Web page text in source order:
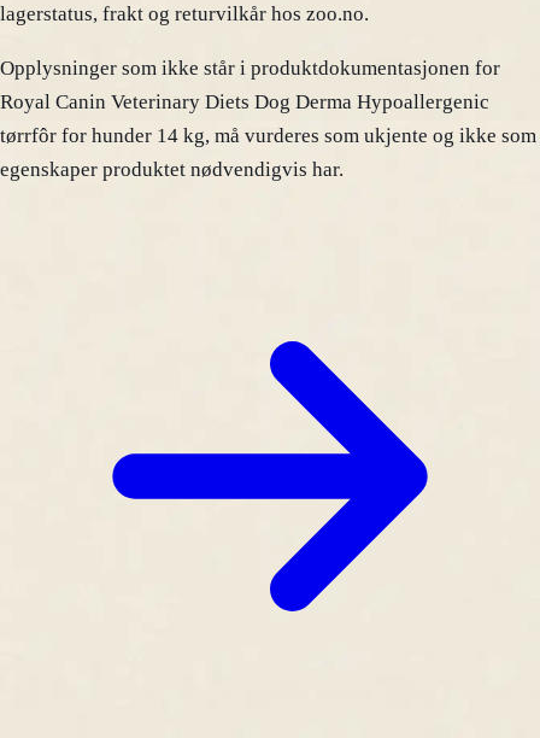
lagerstatus, frakt og returvilkår hos zoo.no.
Opplysninger som ikke står i produktdokumentasjonen for
Royal Canin Veterinary Diets Dog Derma Hypoallergenic
tørrfôr for hunder 14 kg, må vurderes som ukjente og ikke som
egenskaper produktet nødvendigvis har.